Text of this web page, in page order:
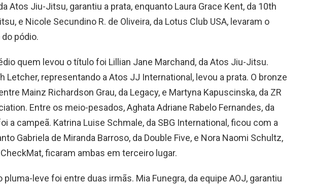
Atos Jiu-Jitsu, garantiu a prata, enquanto Laura Grace Kent, da 10th
e Nicole Secundino R. de Oliveira, da Lotus Club USA, levaram o
pódio.
quem levou o título foi Lillian Jane Marchand, da Atos Jiu-Jitsu.
Letcher, representando a Atos JJ International, levou a prata. O bronze
Mainz Richardson Grau, da Legacy, e Martyna Kapuscinska, da ZR
Entre os meio-pesados, Aghata Adriane Rabelo Fernandes, da
a campeã. Katrina Luise Schmale, da SBG International, ficou com a
Gabriela de Miranda Barroso, da Double Five, e Nora Naomi Schultz,
ficaram ambas em terceiro lugar.
pluma-leve foi entre duas irmãs. Mia Funegra, da equipe AOJ, garantiu